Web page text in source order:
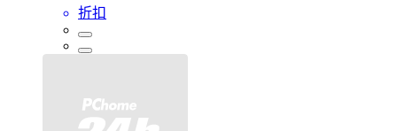
折扣